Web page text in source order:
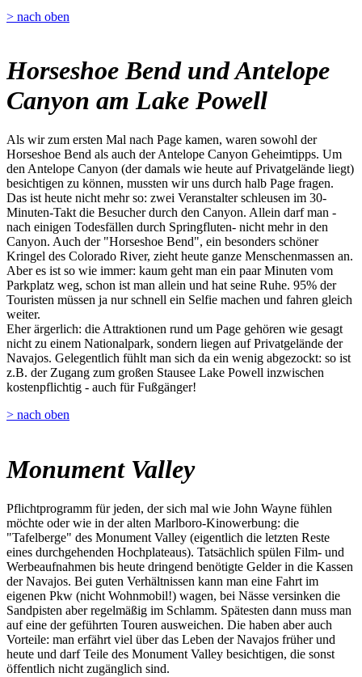
> nach oben
Horseshoe Bend und Antelope
Canyon am Lake Powell
Als wir zum ersten Mal nach Page kamen, waren sowohl der
Horseshoe Bend als auch der Antelope Canyon Geheimtipps. Um
den Antelope Canyon (der damals wie heute auf Privatgelände liegt)
besichtigen zu können, mussten wir uns durch halb Page fragen.
Das ist heute nicht mehr so: zwei Veranstalter schleusen im 30-
Minuten-Takt die Besucher durch den Canyon. Allein darf man -
nach einigen Todesfällen durch Springfluten- nicht mehr in den
Canyon. Auch der "Horseshoe Bend", ein besonders schöner
Kringel des Colorado River, zieht heute ganze Menschenmassen an.
Aber es ist so wie immer: kaum geht man ein paar Minuten vom
Parkplatz weg, schon ist man allein und hat seine Ruhe. 95% der
Touristen müssen ja nur schnell ein Selfie machen und fahren gleich
weiter.
Eher ärgerlich: die Attraktionen rund um Page gehören wie gesagt
nicht zu einem Nationalpark, sondern liegen auf Privatgelände der
Navajos. Gelegentlich fühlt man sich da ein wenig abgezockt: so ist
z.B. der Zugang zum großen Stausee Lake Powell inzwischen
kostenpflichtig - auch für Fußgänger!
> nach oben
Monument Valley
Pflichtprogramm für jeden, der sich mal wie John Wayne fühlen
möchte oder wie in der alten Marlboro-Kinowerbung: die
"Tafelberge" des Monument Valley (eigentlich die letzten Reste
eines durchgehenden Hochplateaus). Tatsächlich spülen Film- und
Werbeaufnahmen bis heute dringend benötigte Gelder in die Kassen
der Navajos. Bei guten Verhältnissen kann man eine Fahrt im
eigenen Pkw (nicht Wohnmobil!) wagen, bei Nässe versinken die
Sandpisten aber regelmäßig im Schlamm. Spätesten dann muss man
auf eine der geführten Touren ausweichen. Die haben aber auch
Vorteile: man erfährt viel über das Leben der Navajos früher und
heute und darf Teile des Monument Valley besichtigen, die sonst
öffentlich nicht zugänglich sind.